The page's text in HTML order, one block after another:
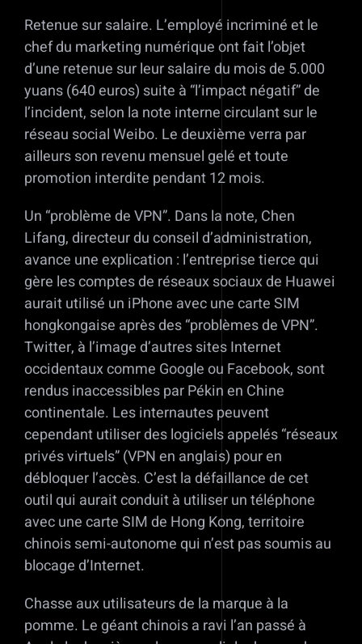
Retenue sur salaire. L’employé incriminé et le
chef du marketing numérique ont fait l’objet
d’une retenue sur leur salaire du mois de 5.000
yuans (640 euros) suite à “l’impact négatif” de
l’incident, selon la note interne circulant sur le
réseau social Weibo. Le deuxième verra par
ailleurs son revenu mensuel gelé et toute
promotion interdite pendant 12 mois.
Un “problème de VPN”. Dans la note, Chen
Lifang, directeur du conseil d’administration,
avance une explication : l’entreprise tierce qui
gère les comptes de réseaux sociaux de Huawei
aurait utilisé un iPhone avec une carte SIM
hongkongaise après des “problèmes de VPN”.
Twitter, à l’image d’autres sites Internet
occidentaux comme Google ou Facebook, sont
rendus inaccessibles par Pékin en Chine
continentale. Les internautes peuvent
cependant utiliser des logiciels appelés “réseaux
privés virtuels” (VPN en anglais) pour en
débloquer l’accès. C’est la défaillance de cet
outil qui aurait conduit à utiliser un téléphone
avec une carte SIM de Hong Kong, territoire
chinois semi-autonome qui n’est pas soumis au
blocage d’Internet.
Chasse aux utilisateurs de la marque à la
pomme. Le géant chinois a ravi l’an passé à